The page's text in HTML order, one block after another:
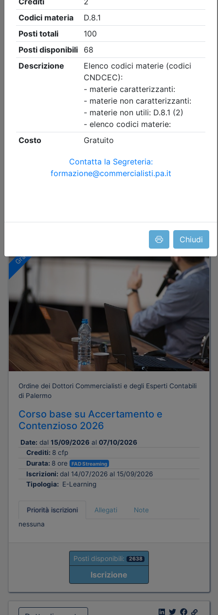
Chiudi
di Palermo
La riscossione come leva strategica
per gli enti locali
Data: 14/09/2026
Crediti:
Non caratterizzanti REL
dal 27/07/2026 al 14/09/2026
Seminario/Convegno
Allegati
Note
nessuna
Posti disponibili:
Gratuito
Ordine dei Dottori Commercialisti e degli Esperti Contabili
di Palermo
Corso base su Accertamento e
Contenzioso 2026
Date: dal 15/09/2026 al 07/10/2026
Crediti: 8 cfp
Durata: 8 ore FAD Streaming
Iscrizioni: dal 14/07/2026 al 15/09/2026
Tipologia: E-Learning
Priorità iscrizioni Allegati
Note
nessuna
Posti disponibili: 2638
Iscrizione